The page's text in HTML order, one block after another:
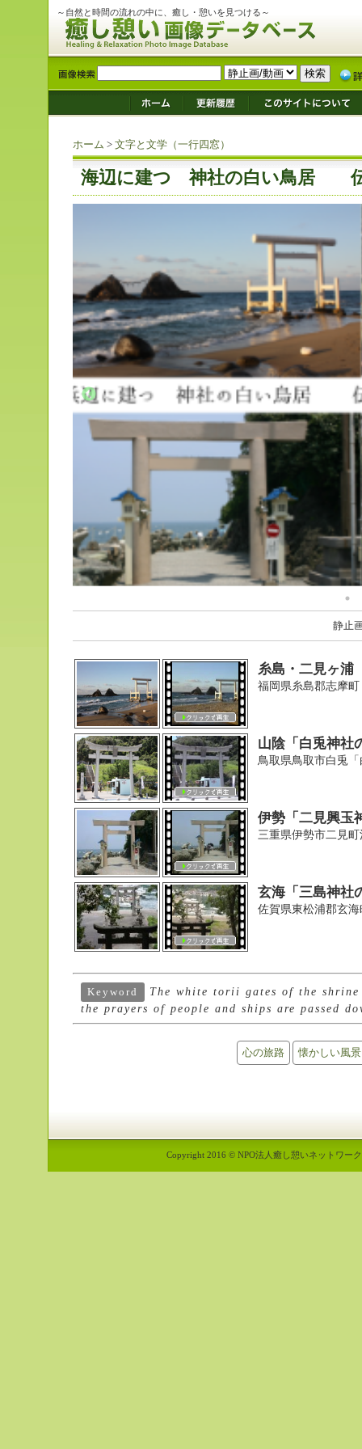
～自然と時間の流れの中に、癒し・憩いを見つける～
ホーム > 文字と文学（一行四窓）
海辺に建つ 神社の白い鳥居 伝
静止
糸島・二見ヶ浦
福岡県糸島郡志摩
山陰「白兎神社
鳥取県鳥取市白兎
伊勢「二見興玉
三重県伊勢市二見
玄海「三島神社
佐賀県東松浦郡玄
Keyword
The white torii gates of the shrine
the prayers of people and ships are passed
心の旅路 懐かしい風景
Copyright 2016 © NPO法人癒し憩いネットワー